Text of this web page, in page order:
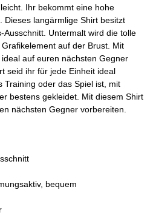
Ihr bekommt eine hohe
Dieses langärmlige Shirt besitzt
Ausschnitt. Untermalt wird die tolle
auf der Brust. Mit
auf euren nächsten Gegner
seid ihr für jede Einheit ideal
Training oder das Spiel ist, mit
bestens gekleidet. Mit diesem Shirt
nächsten Gegner vorbereiten.
bequem